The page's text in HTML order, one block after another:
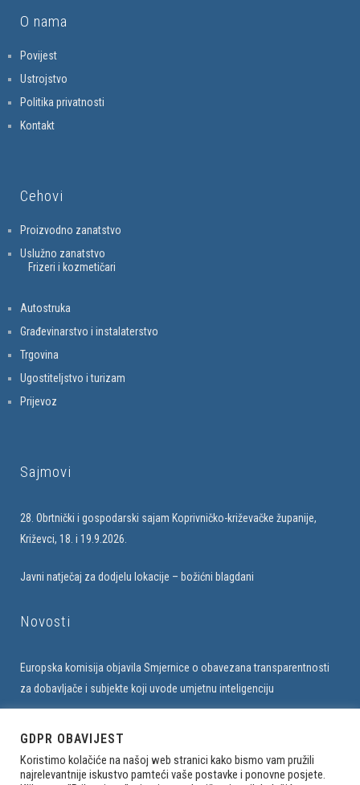
O nama
Povijest
Ustrojstvo
Politika privatnosti
Kontakt
Cehovi
Proizvodno zanatstvo
Uslužno zanatstvo
Frizeri i kozmetičari
Autostruka
Građevinarstvo i instalaterstvo
Trgovina
Ugostiteljstvo i turizam
Prijevoz
Sajmovi
28. Obrtnički i gospodarski sajam Koprivničko-križevačke županije,
Križevci, 18. i 19.9.2026.
Javni natječaj za dodjelu lokacije – božićni blagdani
Novosti
Europska komisija objavila Smjernice o obavezana transparentnosti
za dobavljače i subjekte koji uvode umjetnu inteligenciju
GDPR OBAVIJEST
Koristimo kolačiće na našoj web stranici kako bismo vam pružili
najrelevantnije iskustvo pamteći vaše postavke i ponovne posjete.